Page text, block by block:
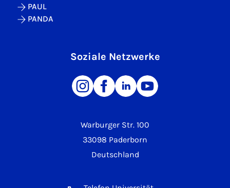
Warburger Str. 100
33098 Paderborn
Deutschland
PAUL
PANDA
Soziale Netzwerke